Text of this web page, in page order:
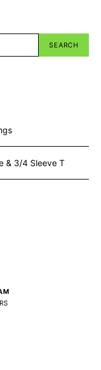
SEARCH
& 3/4 Sleeve T